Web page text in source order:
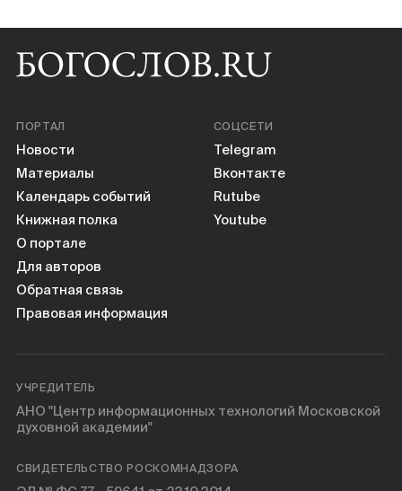
ПОРТАЛ
Новости
Материалы
Календарь событий
Книжная полка
О портале
Для авторов
Обратная связь
Правовая информация
СОЦСЕТИ
Telegram
Вконтакте
Rutube
Youtube
УЧРЕДИТЕЛЬ
АНО "Центр информационных технологий Московской
духовной академии"
СВИДЕТЕЛЬСТВО РОСКОМНАДЗОРА